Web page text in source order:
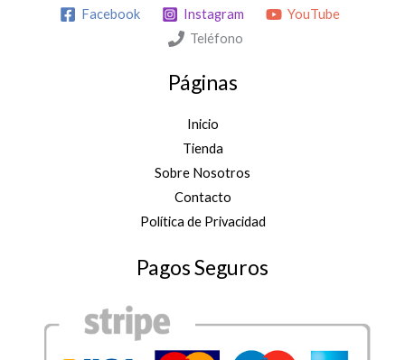
€
,
€
c
o
e
4
0
h
a
s
Facebook Instagram
YouTube
Teléfono
Páginas
Inicio
Tienda
Sobre Nosotros
Contacto
Política de Privacidad
Pagos Seguros